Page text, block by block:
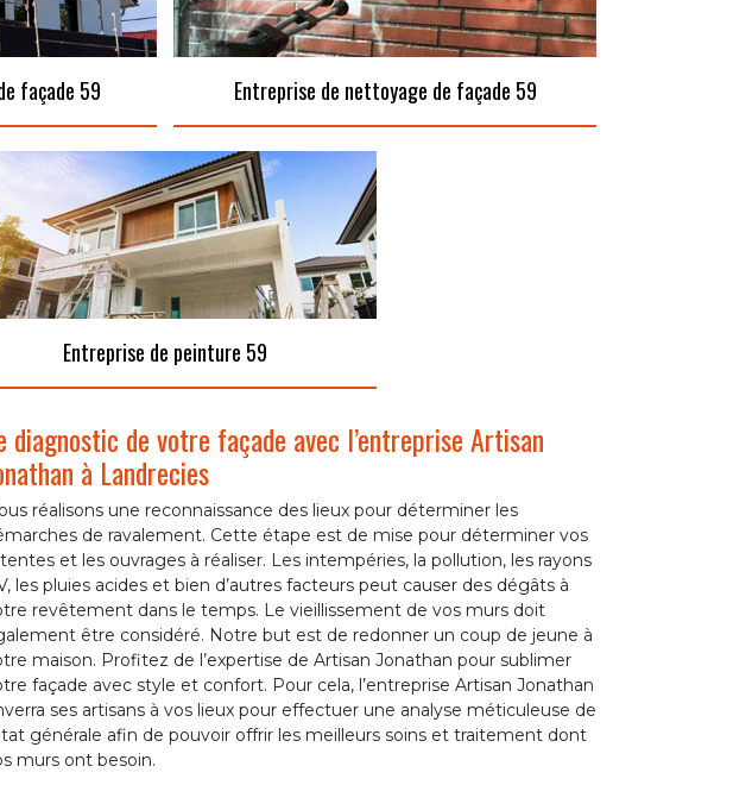
façade 59 Entreprise de nettoyage de façade 59
Entreprise de peinture 59
diagnostic de votre façade avec l’entreprise Artisan
à Landrecies
réalisons une reconnaissance des lieux pour déterminer les
de ravalement. Cette étape est de mise pour déterminer vos
et les ouvrages à réaliser. Les intempéries, la pollution, les rayons
les pluies acides et bien d’autres facteurs peut causer des dégâts à
revêtement dans le temps. Le vieillissement de vos murs doit
être considéré. Notre but est de redonner un coup de jeune à
maison. Profitez de l’expertise de Artisan Jonathan pour sublimer
façade avec style et confort. Pour cela, l’entreprise Artisan Jonathan
ses artisans à vos lieux pour effectuer une analyse méticuleuse de
générale afin de pouvoir offrir les meilleurs soins et traitement dont
murs ont besoin.